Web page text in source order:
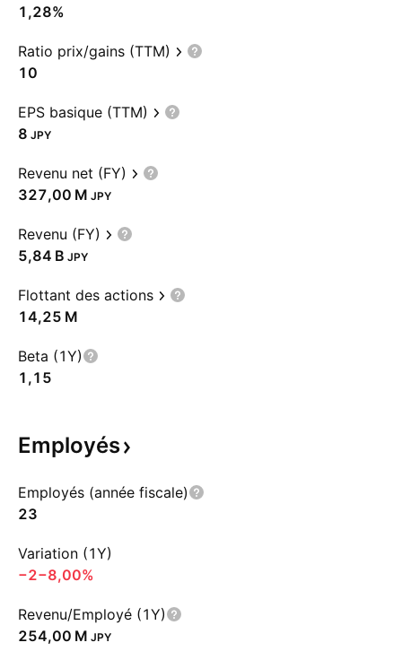
1,28%
Ratio prix/gains (TTM)
10
EPS basique (TTM)
8 JPY
Revenu net (FY)
‪327,00 M‬ JPY
Revenu (FY)
‪5,84 B‬ JPY
Flottant des actions
‪14,25 M‬
Beta (1Y)
1,15
Employés
Employés (année fiscale)
23
Variation (1Y)
−2−8,00%
Revenu/Employé (1Y)
‪254,00 M‬ JPY